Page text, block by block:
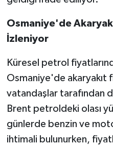
Osmaniye'de
İzleniyor
Küresel petrol
Osmaniye'de akaryakıt
vatandaşlar tarafından
Brent petroldeki olası
günlerde benzin ve
ihtimali bulunurken,